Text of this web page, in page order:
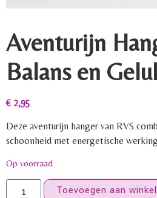
Aventurijn
Balans en
€ 2,95
Deze aventurijn hanger van RVS
schoonheid met energetische
Op voorraad
Toevoegen aan